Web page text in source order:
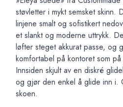
støvletter i mykt semsket skinn.
linjene smalt og sofistikert
et slankt og moderne uttrykk.
løfter steget akkurat passe, og
komfortabel på kontoret som
Innsiden skjult av en diskré
og gjør den enkel å glide inn i.
skoen.